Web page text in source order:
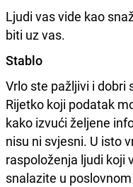
Ljudi vas vide kao
biti uz vas.
Stablo
Vrlo ste pažljivi i dobri
Rijetko koji podatak
kako izvući željene
nisu ni svjesni. U isto
raspoloženja ljudi koji
snalazite u